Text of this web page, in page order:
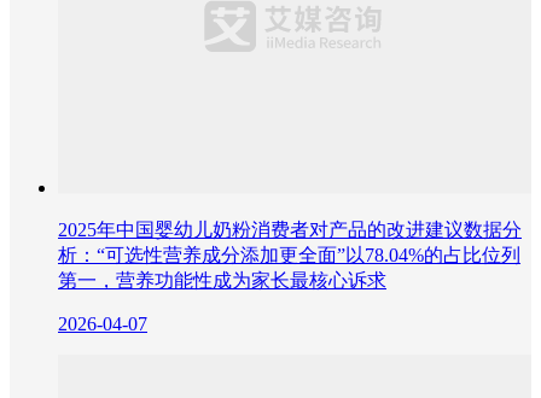
2025年中国婴幼儿奶粉消费者对产品的改进建议数据分
析：“可选性营养成分添加更全面”以78.04%的占比位列
第一，营养功能性成为家长最核心诉求
2026-04-07